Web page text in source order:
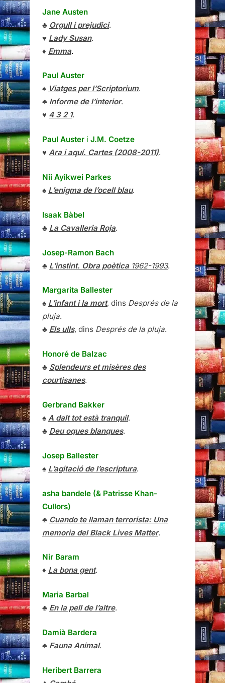
Jane Austen
♣ Orgull i prejudici.
♥ Lady Susan.
♦ Emma.
Paul Auster
♠ Viatges per l’Scriptorium.
♣ Informe de l’interior.
♥ 4 3 2 1.
Paul Auster i J.M. Coetze
♥ Ara i aquí. Cartes (2008-2011).
Nii Ayikwei Parkes
♠ L’enigma de l’ocell blau.
Isaak Bàbel
♣ La Cavalleria Roja.
Josep-Ramon Bach
♣ L’instint. Obra poètica1962-1993.
Margarita Ballester
♠ L’infant i la mort, dins Després de la
pluja.
♣ Els ulls, dins Després de la pluja.
Honoré de Balzac
♣ Splendeurs et misères des
courtisanes.
Gerbrand Bakker
♠ A dalt tot està tranquil.
♣ Deu oques blanques.
Josep Ballester
♠ L’agitació de l’escriptura.
asha bandele (& Patrisse Khan-
Cullors)
♣ Cuando te llaman terrorista: Una
memoria del Black Lives Matter.
Nir Baram
♦ La bona gent.
Maria Barbal
♣ En la pell de l’altre.
Damià Bardera
♣ Fauna Animal.
Heribert Barrera